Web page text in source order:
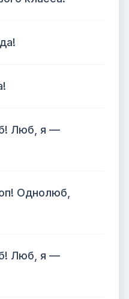
Люб, я —
Однолюб,
Люб, я —